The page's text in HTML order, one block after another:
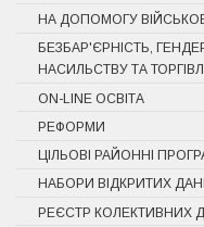
НА ДОПОМОГУ
БЕЗБАР'ЄРНІСТЬ,
НАСИЛЬСТВУ ТА
ON-LINE ОСВІТА
РЕФОРМИ
ЦІЛЬОВІ РАЙОННІ
НАБОРИ ВІДКРИТИХ
РЕЄСТР КОЛЕКТИВНИХ